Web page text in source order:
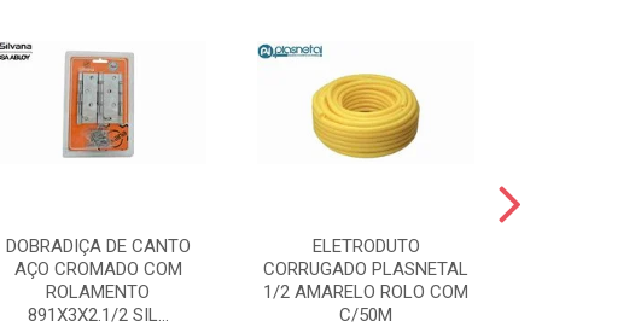
DOBRADIÇA DE CANTO
AÇO CROMADO COM
ROLAMENTO
891X3X2.1/2 SIL...
ELETRODUTO
CORRUGADO PLASNETAL
1/2 AMARELO ROLO COM
C/50M